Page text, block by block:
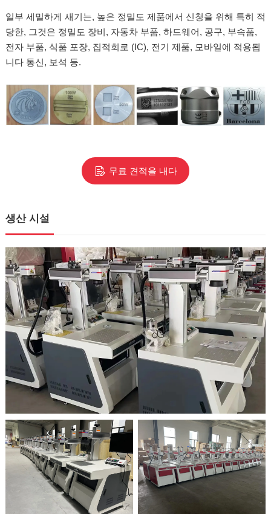
일부 세밀하게 새기는, 높은 정밀도 제품에서 신청을 위해 특히 적
당한, 그것은 정밀도 장비, 자동차 부품, 하드웨어, 공구, 부속품,
전자 부품, 식품 포장, 집적회로 (IC), 전기 제품, 모바일에 적용됩
니다 통신, 보석 등.
무료 견적을 내다
생산 시설